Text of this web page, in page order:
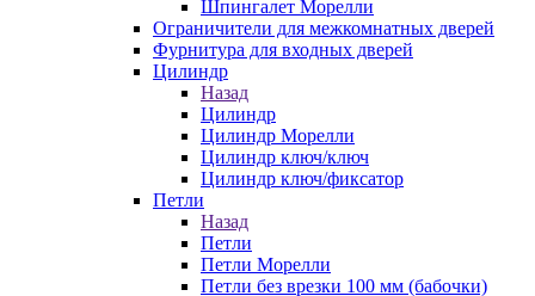
Шпингалет Морелли
Ограничители для межкомнатных дверей
Фурнитура для входных дверей
Цилиндр
Назад
Цилиндр
Цилиндр Морелли
Цилиндр ключ/ключ
Цилиндр ключ/фиксатор
Петли
Назад
Петли
Петли Морелли
Петли без врезки 100 мм (бабочки)